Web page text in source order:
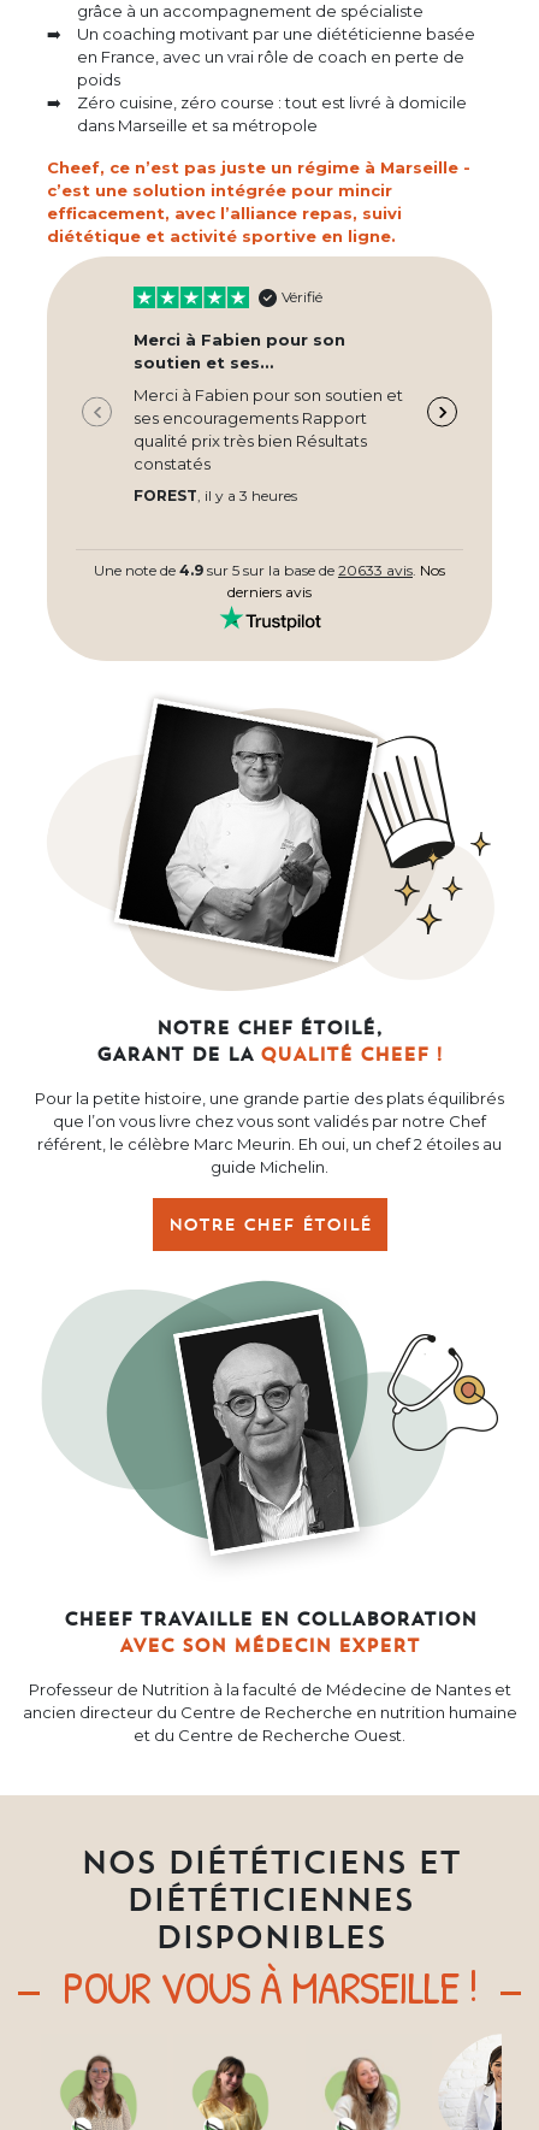
grâce à un accompagnement de spécialiste
Un coaching motivant par une diététicienne basée
en France, avec un vrai rôle de coach en perte de
poids
Zéro cuisine, zéro course : tout est livré à domicile
dans Marseille et sa métropole
Cheef, ce n’est pas juste un régime à Marseille -
c’est une solution intégrée pour mincir
efficacement, avec l’alliance repas, suivi
diététique et activité sportive en ligne.
Vérifié
Merci à Fabien pour son
soutien et ses…
Merci à Fabien pour son soutien et
ses encouragements Rapport
qualité prix très bien Résultats
constatés
FOREST, il y a 3 heures
Une note de 4.9 sur 5 sur la base de 20633 avis. Nos
derniers avis
NOTRE CHEF ÉTOILÉ,
GARANT DE LA QUALITÉ CHEEF !
Pour la petite histoire, une grande partie des plats équilibrés
que l’on vous livre chez vous sont validés par notre Chef
référent, le célèbre Marc Meurin. Eh oui, un chef 2 étoiles au
guide Michelin.
Notre chef étoilé
CHEEF TRAVAILLE EN COLLABORATION
AVEC SON MÉDECIN EXPERT
Professeur de Nutrition à la faculté de Médecine de Nantes et
ancien directeur du Centre de Recherche en nutrition humaine
et du Centre de Recherche Ouest.
NOS DIÉTÉTICIENS ET
DIÉTÉTICIENNES
DISPONIBLES
POUR VOUS À MARSEILLE !